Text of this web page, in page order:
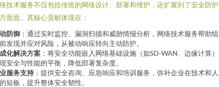
技术服务不仅包括传统的网络设计、部署和维护，还扩展到了安全防
面面。其核心贡献体现在：
防御 ：通过实时监控、漏洞扫描和威胁情报分析，网络技术服务帮助
发现并应对风险，从被动响应转向主动防护。
化解决方案 ：将安全功能嵌入网络基础设施（如SD-WAN、边缘计算
安全与性能的平衡，降低部署复杂度。
服务支持 ：提供安全咨询、应急响应和培训服务，弥补企业在技术和
短板，提升整体安全韧性。